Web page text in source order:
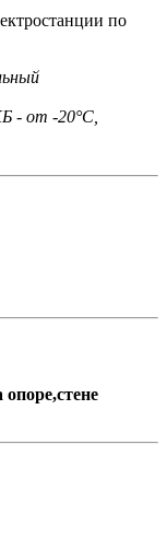
- от -20°С,